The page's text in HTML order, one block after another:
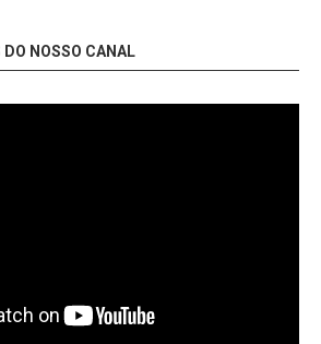
NOSSO CANAL